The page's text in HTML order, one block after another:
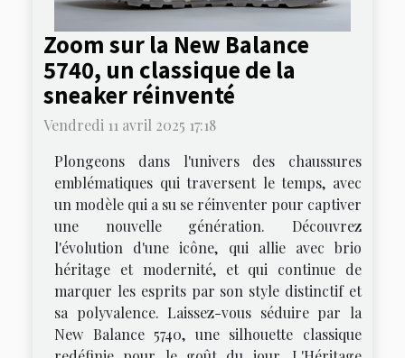
Zoom sur la New Balance
5740, un classique de la
sneaker réinventé
Vendredi 11 avril 2025 17:18
Plongeons dans l'univers des chaussures
emblématiques qui traversent le temps, avec
un modèle qui a su se réinventer pour captiver
une nouvelle génération. Découvrez
l'évolution d'une icône, qui allie avec brio
héritage et modernité, et qui continue de
marquer les esprits par son style distinctif et
sa polyvalence. Laissez-vous séduire par la
New Balance 5740, une silhouette classique